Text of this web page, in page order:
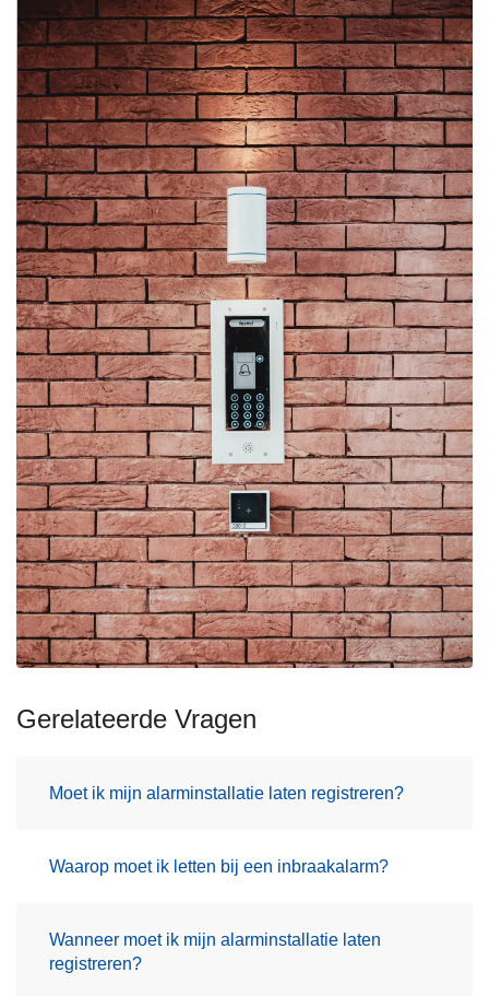
Gerelateerde Vragen
Moet ik mijn alarminstallatie laten registreren?
Waarop moet ik letten bij een inbraakalarm?
Wanneer moet ik mijn alarminstallatie laten
registreren?